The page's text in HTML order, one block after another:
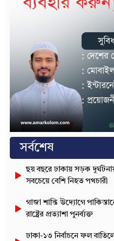
সর্বশেষ
ছয় বছরে ঢাকায় সড়ক
সবচেয়ে বেশি নিহত পথচারী
গাজা শান্তি উদ্যোগে
রাষ্ট্রের প্রত্যাশা পুনর্ব্যক্ত
ঢাকা-১৩ নির্বাচনে ফল